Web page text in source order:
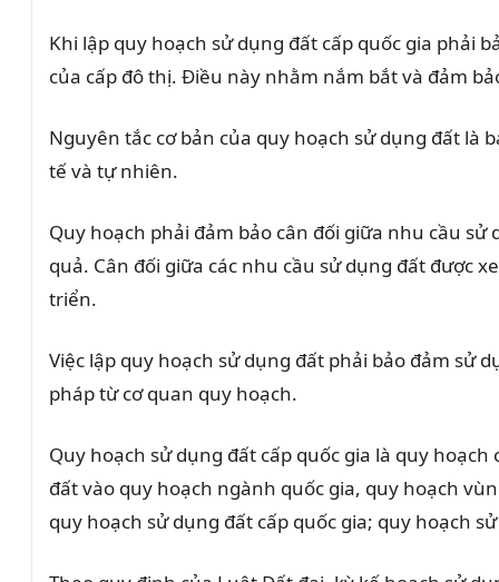
Khi lập quy hoạch sử dụng đất cấp quốc gia phải
của cấp đô thị. Điều này nhằm nắm bắt và đảm
Nguyên tắc cơ bản của quy hoạch sử dụng đất
tế và tự nhiên.
Quy hoạch phải đảm bảo cân đối giữa nhu cầu
quả. Cân đối giữa các nhu cầu sử dụng đất được
triển.
Việc lập quy hoạch sử dụng đất phải bảo đảm sử
pháp từ cơ quan quy hoạch.
Quy hoạch sử dụng đất cấp quốc gia là quy
đất vào quy hoạch ngành quốc gia, quy hoạch
quy hoạch sử dụng đất cấp quốc gia; quy hoạch